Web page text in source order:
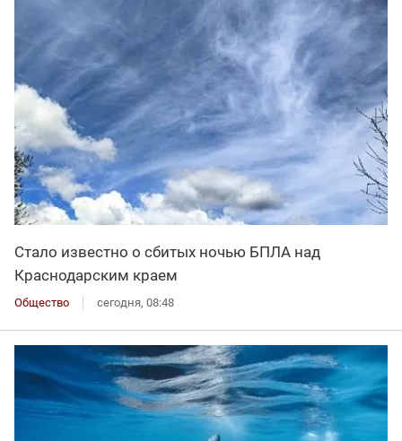
Стало известно о сбитых ночью БПЛА над
Краснодарским краем
Общество сегодня, 08:48